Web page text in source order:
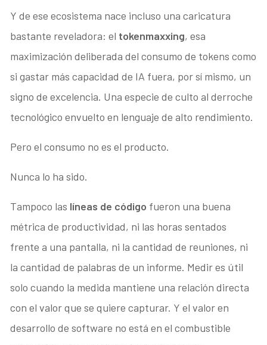
Y de ese ecosistema nace incluso una caricatura
bastante reveladora: el tokenmaxxing, esa
maximización deliberada del consumo de tokens como
si gastar más capacidad de IA fuera, por sí mismo, un
signo de excelencia. Una especie de culto al derroche
tecnológico envuelto en lenguaje de alto rendimiento.
Pero el consumo no es el producto.
Nunca lo ha sido.
Tampoco las líneas de código fueron una buena
métrica de productividad, ni las horas sentados
frente a una pantalla, ni la cantidad de reuniones, ni
la cantidad de palabras de un informe. Medir es útil
solo cuando la medida mantiene una relación directa
con el valor que se quiere capturar. Y el valor en
desarrollo de software no está en el combustible